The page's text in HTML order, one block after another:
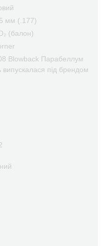
мм (.177)
(балон)
Blowback Парабеллум
під брендом